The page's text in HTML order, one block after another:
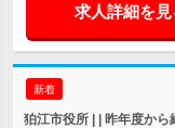
求人詳細を見
新着
狛江市役所 | | 昨年度か